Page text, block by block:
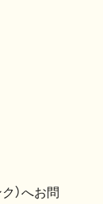
）へお問